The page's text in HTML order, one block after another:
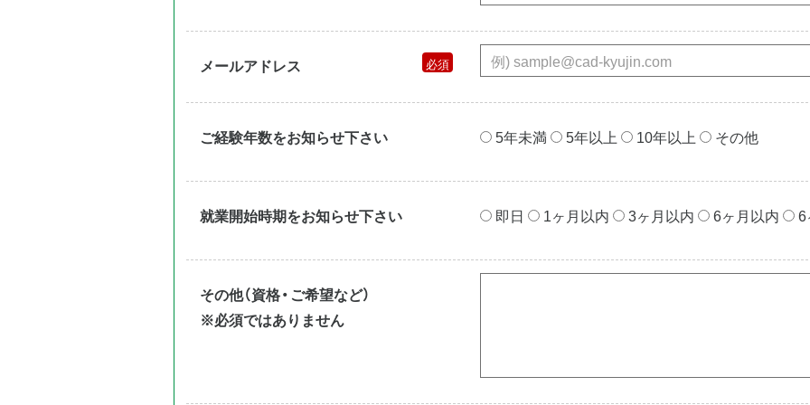
メールアドレス
ご経験年数をお知らせ下さい 5年未満 5年以上 10年以上 その他
就業開始時期をお知らせ下さい 即⽇ 1ヶ⽉以内 3ヶ⽉以内 6ヶ⽉以内
その他（資格・ご希望など）
※必須ではありません